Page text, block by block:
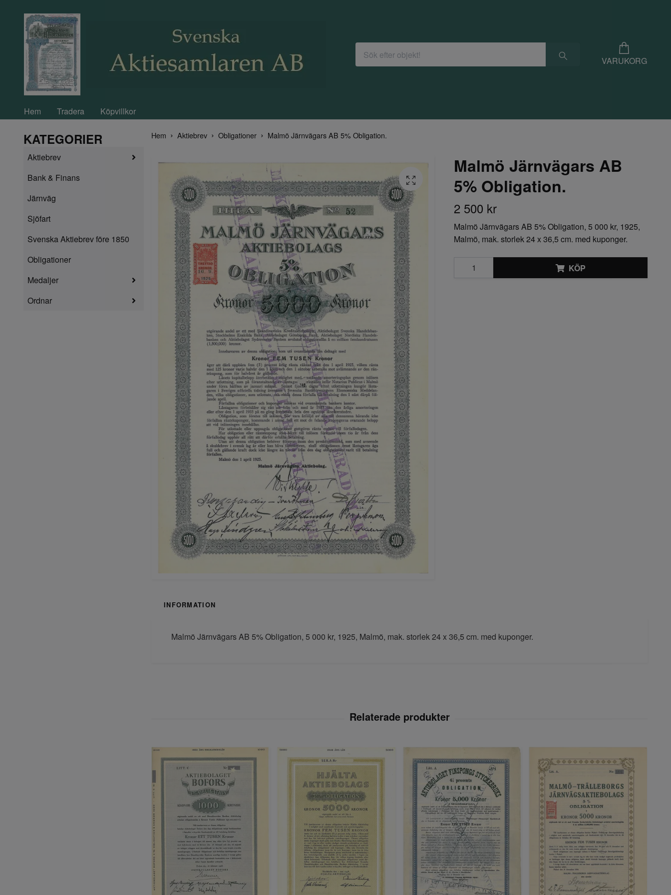
VARUKORG
Hem Tradera Köpvillkor
KATEGORIER
Aktiebrev
Bank & Finans
Järnväg
Sjöfart
Svenska Aktiebrev före 1850
Obligationer
Medaljer
Ordnar
Hem Aktiebrev Obligationer Malmö Järnvägars AB 5% Obligation.
Malmö Järnvägars AB
5% Obligation.
2 500 kr
Malmö Järnvägars AB 5% Obligation, 5 000 kr, 1925,
Malmö, mak. storlek 24 x 36,5 cm. med kuponger.
KÖP
INFORMATION
Malmö Järnvägars AB 5% Obligation, 5 000 kr, 1925, Malmö, mak. storlek 24 x 36,5 cm. med kuponger.